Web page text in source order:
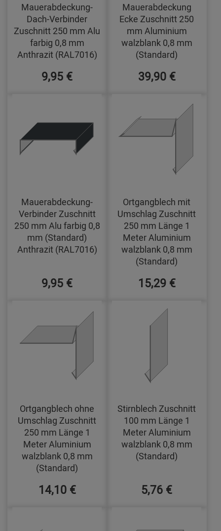
Mauerabdeckung-
Dach-Verbinder
Zuschnitt 250 mm Alu
farbig 0,8 mm
Anthrazit (RAL7016)
9,95 €
Mauerabdeckung
Ecke Zuschnitt 250
mm Aluminium
walzblank 0,8 mm
(Standard)
39,90 €
Mauerabdeckung-
Verbinder Zuschnitt
250 mm Alu farbig 0,8
mm (Standard)
Anthrazit (RAL7016)
9,95 €
Ortgangblech mit
Umschlag Zuschnitt
250 mm Länge 1
Meter Aluminium
walzblank 0,8 mm
(Standard)
15,29 €
Ortgangblech ohne
Umschlag Zuschnitt
250 mm Länge 1
Meter Aluminium
walzblank 0,8 mm
(Standard)
14,10 €
Stirnblech Zuschnitt
100 mm Länge 1
Meter Aluminium
walzblank 0,8 mm
(Standard)
5,76 €